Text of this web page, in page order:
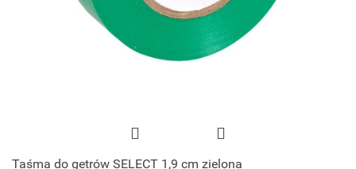
Taśma do getrów SELECT 1,9 cm zielona